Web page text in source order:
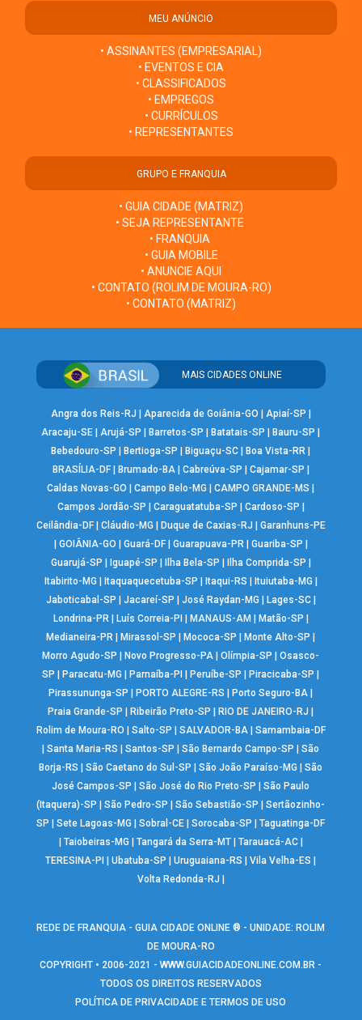
MEU ANÚNCIO
• ASSINANTES (EMPRESARIAL)
• EVENTOS E CIA
• CLASSIFICADOS
• EMPREGOS
• CURRÍCULOS
• REPRESENTANTES
GRUPO E FRANQUIA
• GUIA CIDADE (MATRIZ)
• SEJA REPRESENTANTE
• FRANQUIA
• GUIA MOBILE
• ANUNCIE AQUI
• CONTATO (ROLIM DE MOURA-RO)
• CONTATO (MATRIZ)
MAIS CIDADES ONLINE
Angra dos Reis-RJ Aparecida de Goiânia-GO Apiaí-SP
Aracaju-SE |Arujá-SP Barretos-SP Batatais-SP Bauru-SP
Bebedouro-SP
Bertioga-SP Biguaçu-SC Boa Vista-RR
BRASÍLIA-DF| Brumado-BA| Cabreúva-SP Cajamar-SP
Caldas Novas-GO
|Campo Belo-MG |CAMPO GRANDE-MS
Campos Jordão-SP
Caraguatatuba-SP Cardoso-SP
Ceilândia-DF| Cláudio-MG Duque de Caxias-RJ
Garanhuns-PE
GOIÂNIA-GO Guará-DF| Guarapuava-PR| Guariba-SP
Guarujá-SP
Iguapé-SP Ilha Bela-SP Ilha Comprida-SP
Itabirito-MG
Itaquaquecetuba-SP Itaqui-RS Ituiutaba-MG
Jaboticabal-SP
Jacareí-SP José Raydan-MG Lages-SC|
Londrina-PR| Luís Correia-PI MANAUS-AM Matão-SP
Medianeira-PR
Mirassol-SP Mococa-SP Monte Alto-SP
Morro Agudo-SP
Novo Progresso-PA |Olímpia-SP |Osasco-
SP
Paracatu-MG Parnaíba-PI Peruíbe-SP Piracicaba-SP
Pirassununga-SP
PORTO ALEGRE-RS Porto Seguro-BA
Praia Grande-SP
Ribeirão Preto-SP RIO DE JANEIRO-RJ
Rolim de Moura-RO
Salto-SP SALVADOR-BA| Samambaia-DF
|Santa Maria-RS |Santos-SP |São Bernardo Campo-SP |São
Borja-RS
|São Caetano do Sul-SP |São João Paraíso-MG |São
José Campos-SP
|São José do Rio Preto-SP |São Paulo
(Itaquera)-SP
|São Pedro-SP |São Sebastião-SP |Sertãozinho-
SP
|Sete Lagoas-MG |Sobral-CE |Sorocaba-SP |Taguatinga-DF
Taiobeiras-MG Tangará da Serra-MT| Tarauacá-AC|
TERESINA-PI
|Ubatuba-SP |Uruguaiana-RS |Vila Velha-ES
Volta Redonda-RJ
REDE DE FRANQUIA - GUIA CIDADE ONLINE ® - UNIDADE: ROLIM
DE MOURA-RO
COPYRIGHT • 2006-2021 -WWW.GUIACIDADEONLINE.COM.BR -
TODOS OS DIREITOS RESERVADOS
POLÍTICA DE PRIVACIDADE E TERMOS DE USO